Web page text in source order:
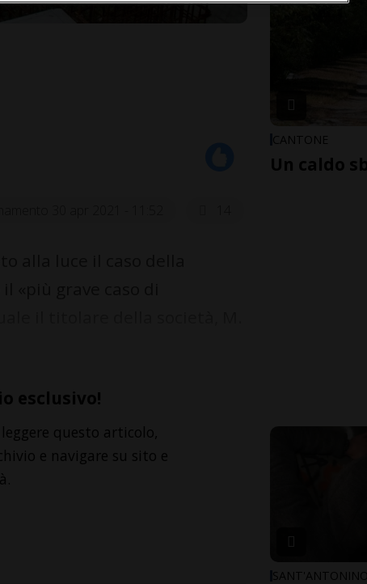
esclusivo!
questo articolo,
e navigare su sito e
CANTONE
Un caldo
SANT'ANTONINO